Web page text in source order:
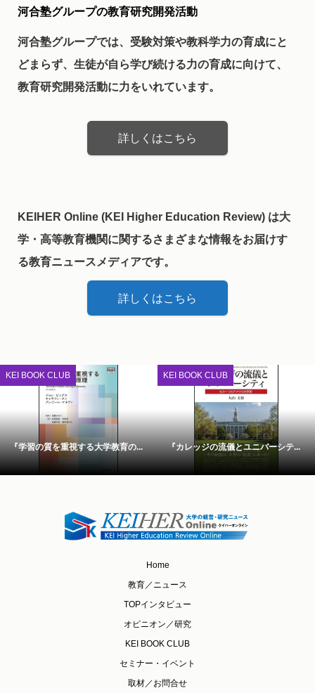
河合塾グループの教育研究開発活動
河合塾グループでは、受験対策や教科学力の育成にと
どまらず、生徒が自ら学び続ける力の育成に向けて、
教育研究開発活動に力をいれています。
詳しくはこちら
KEIHER Online (KEI Higher Education Review) は大
学・高等教育機関に関するさまざまな情報をお届けす
る教育ニュースメディアです。
詳しくはこちら
KEI BOOK CLUB
『学習の質を重視する大学教育の...
KEI BOOK CLUB
『カレッジの流儀とユニバーシテ...
Home
教育／ニュース
TOPインタビュー
オピニオン／研究
KEI BOOK CLUB
セミナー・イベント
取材／お問合せ